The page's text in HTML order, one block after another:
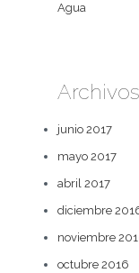
Agua
Archivos
junio 2017
mayo 2017
abril 2017
diciembre
noviembre
octubre 2016